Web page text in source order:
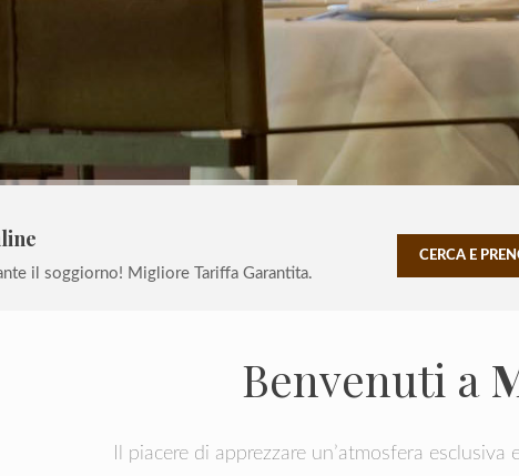
il soggiorno! Migliore Tariffa Garantita.
CERCA E
Benvenuti a
Il piacere di apprezzare un’atmosfera